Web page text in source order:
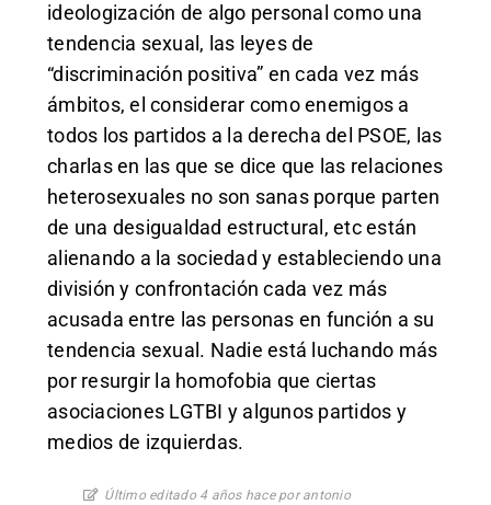
ideologización de algo personal como una
tendencia sexual, las leyes de
“discriminación positiva” en cada vez más
ámbitos, el considerar como enemigos a
todos los partidos a la derecha del PSOE, las
charlas en las que se dice que las relaciones
heterosexuales no son sanas porque parten
de una desigualdad estructural, etc están
alienando a la sociedad y estableciendo una
división y confrontación cada vez más
acusada entre las personas en función a su
tendencia sexual. Nadie está luchando más
por resurgir la homofobia que ciertas
asociaciones LGTBI y algunos partidos y
medios de izquierdas.
Último editado 4 años hace por antonio